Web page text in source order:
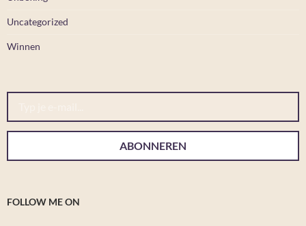
Uncategorized
Winnen
Typ je e-mail...
ABONNEREN
FOLLOW ME ON